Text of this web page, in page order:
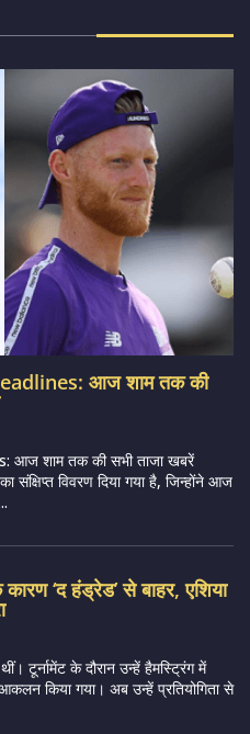
आज शाम तक की
आज शाम तक की सभी ताजा खबरें
विवरण दिया गया है, जिन्होंने आज
‘द हंड्रेड’ से बाहर, एशिया
टूर्नामेंट के दौरान उन्हें हैमस्ट्रिंग में
किया गया। अब उन्हें प्रतियोगिता से